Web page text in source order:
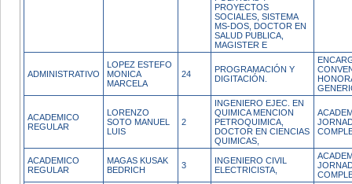
PROYECTOS
SOCIALES, SISTEMA
MS-DOS, DOCTOR EN
SALUD PUBLICA,
MAGISTER E
ADMINISTRATIVO
LOPEZ ESTEFO
MONICA
MARCELA
24
PROGRAMACIÓN Y
DIGITACIÓN.
ACADEMICO
REGULAR
LORENZO
SOTO MANUEL
LUIS
2
INGENIERO EJEC. EN
QUIMICA MENCION
PETROQUIMICA,
DOCTOR EN CIENCIAS
QUIMICAS,
ACADEMICO
REGULAR
MAGAS KUSAK
BEDRICH
3
INGENIERO CIVIL
ELECTRICISTA,